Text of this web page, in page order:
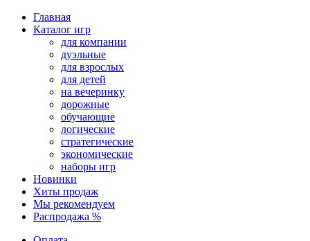
Перейти
содержимому
Главная
Каталог игр
для компании
дуэльные
для взрослых
для детей
на вечеринку
дорожные
обучающие
логические
стратегические
экономические
наборы игр
Новинки
Хиты продаж
Мы рекомендуем
Распродажа %